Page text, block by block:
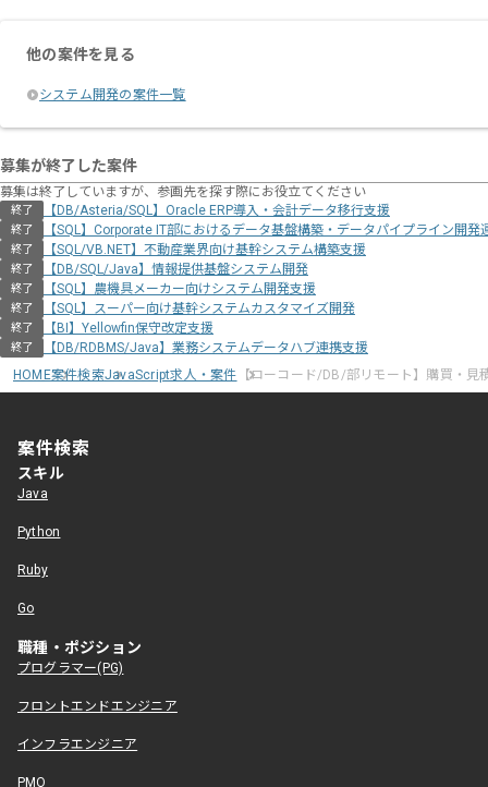
他の案件を見る
システム開発の案件一覧
募集が終了した案件
募集は終了していますが、参画先を探す際にお役立てください
終了 【DB/Asteria/SQL】Oracle ERP導入・会計データ移行支援
終了 【SQL】Corporate IT部におけるデータ基盤構築・データパイプライン開発
終了 【SQL/VB.NET】不動産業界向け基幹システム構築支援
終了 【DB/SQL/Java】情報提供基盤システム開発
終了 【SQL】農機具メーカー向けシステム開発支援
終了 【SQL】スーパー向け基幹システムカスタマイズ開発
終了 【BI】Yellowfin保守改定支援
終了
【DB/RDBMS/Java】業務システムデータハブ連携支援
HOME案件検索JavaScript求人・案件 【ローコード/DB/部リモート】購買・見
案件検索
スキル
Java
Python
Ruby
Go
職種・ポジション
プログラマー(PG)
フロントエンドエンジニア
インフラエンジニア
PMO